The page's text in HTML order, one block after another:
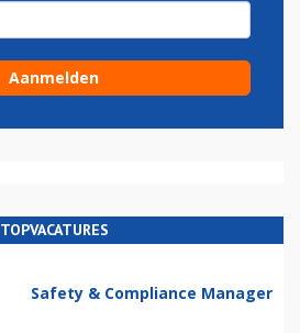
TOPVACATURES
Safety & Compliance Manager